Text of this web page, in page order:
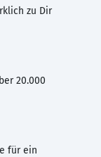
zu Dir
20.000
für ein